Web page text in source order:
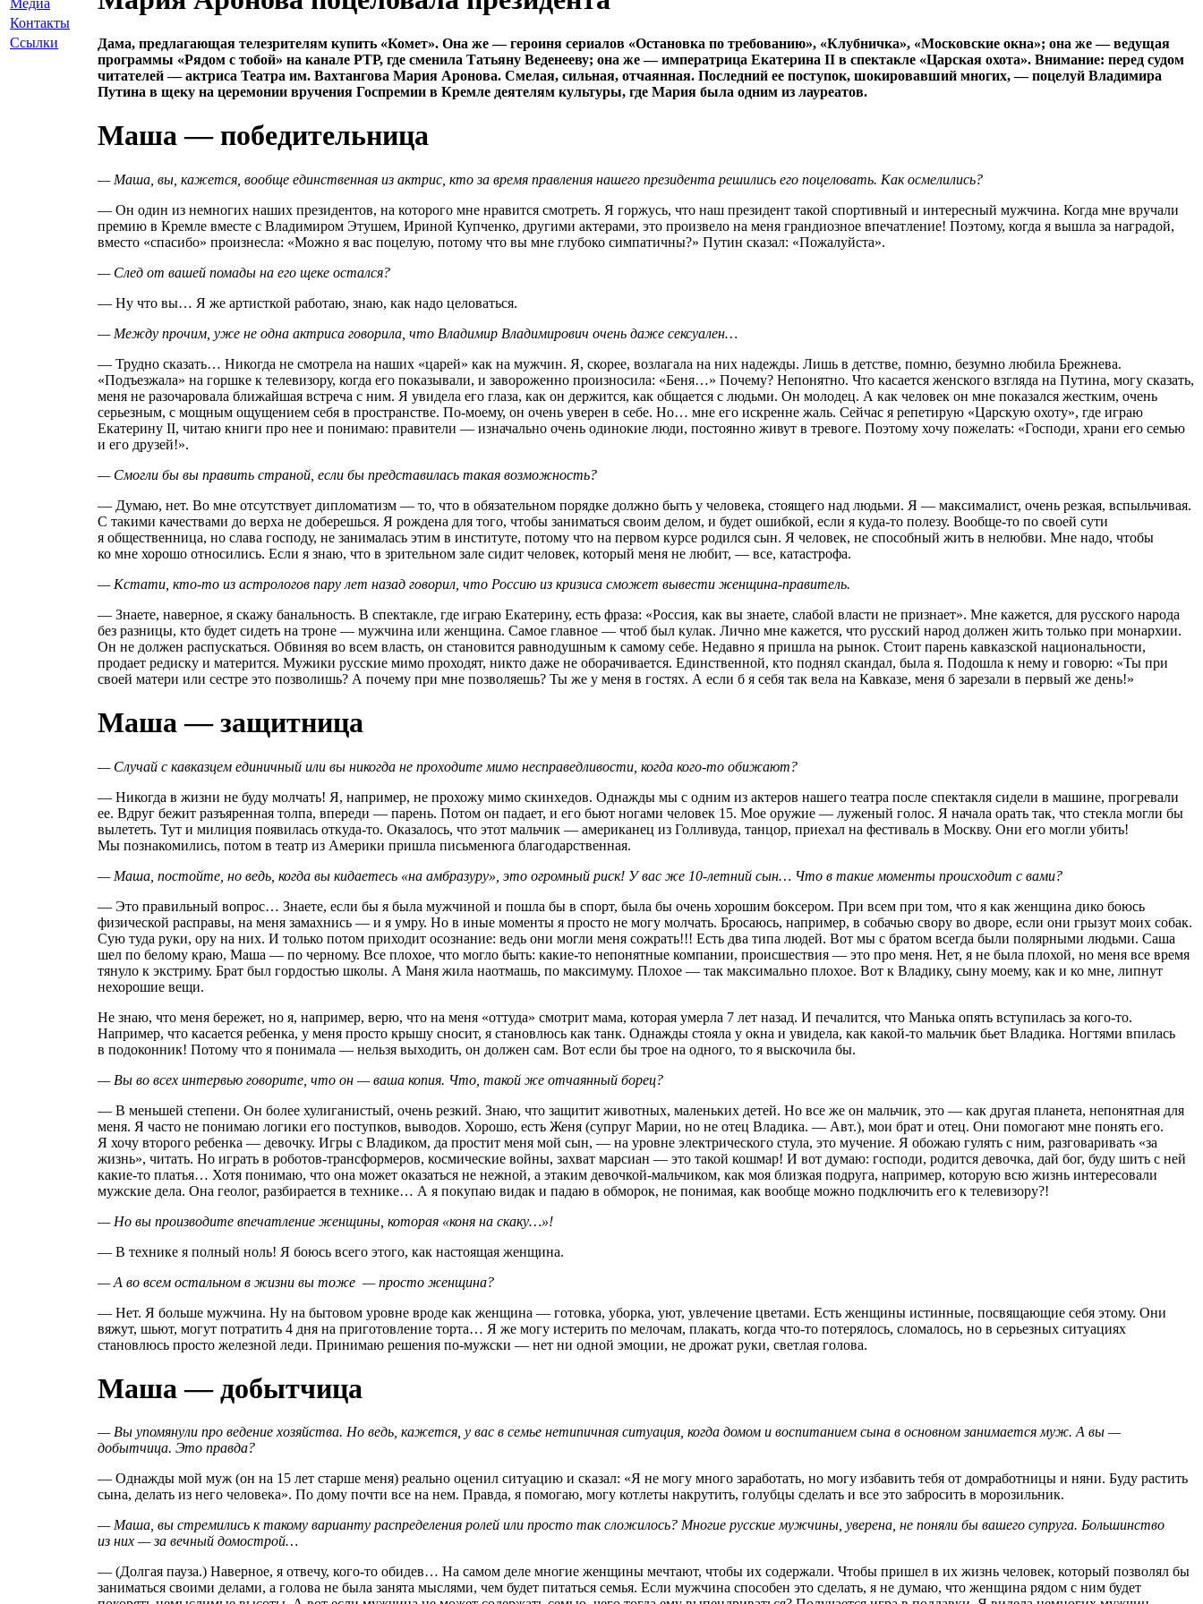
Медиа
Контакты
Ссылки
Дама, предлагающая телезрителям купить «Комет». Она же — героиня сериалов «Остановка по требованию», «Клубничка», «Московские окна»; она же — ведущая
программы «Рядом с тобой» на канале РТР, где сменила Татьяну Веденееву; она же — императрица Екатерина II в спектакле «Царская охота». Внимание: перед судом
читателей — актриса Театра им. Вахтангова Мария Аронова. Смелая, сильная, отчаянная. Последний ее поступок, шокировавший многих, — поцелуй Владимира
Путина в щеку на церемонии вручения Госпремии в Кремле деятелям культуры, где Мария была одним из лауреатов.
Маша — победительница
— Маша, вы, кажется, вообще единственная из актрис, кто за время правления нашего президента решились его поцеловать. Как осмелились?
— Он один из немногих наших президентов, на которого мне нравится смотреть. Я горжусь, что наш президент такой спортивный и интересный мужчина. Когда мне вручали
премию в Кремле вместе с Владимиром Этушем, Ириной Купченко, другими актерами, это произвело на меня грандиозное впечатление! Поэтому, когда я вышла за наградой,
вместо «спасибо» произнесла: «Можно я вас поцелую, потому что вы мне глубоко симпатичны?» Путин сказал: «Пожалуйста».
— След от вашей помады на его щеке остался?
— Ну что вы… Я же артисткой работаю, знаю, как надо целоваться.
— Между прочим, уже не одна актриса говорила, что Владимир Владимирович очень даже сексуален…
— Трудно сказать… Никогда не смотрела на наших «царей» как на мужчин. Я, скорее, возлагала на них надежды. Лишь в детстве, помню, безумно любила Брежнева.
«Подъезжала» на горшке к телевизору, когда его показывали, и завороженно произносила: «Беня…» Почему? Непонятно. Что касается женского взгляда на Путина, могу сказать,
меня не разочаровала ближайшая встреча с ним. Я увидела его глаза, как он держится, как общается с людьми. Он молодец. А как человек он мне показался жестким, очень
серьезным, с мощным ощущением себя в пространстве. По-моему, он очень уверен в себе. Но… мне его искренне жаль. Сейчас я репетирую «Царскую охоту», где играю
Екатерину II, читаю книги про нее и понимаю: правители — изначально очень одинокие люди, постоянно живут в тревоге. Поэтому хочу пожелать: «Господи, храни его семью
и его друзей!».
— Смогли бы вы править страной, если бы представилась такая возможность?
— Думаю, нет. Во мне отсутствует дипломатизм — то, что в обязательном порядке должно быть у человека, стоящего над людьми. Я — максималист, очень резкая, вспыльчивая.
С такими качествами до верха не доберешься. Я рождена для того, чтобы заниматься своим делом, и будет ошибкой, если я куда-то полезу. Вообще-то по своей сути
я общественница, но слава господу, не занималась этим в институте, потому что на первом курсе родился сын. Я человек, не способный жить в нелюбви. Мне надо, чтобы
ко мне хорошо относились. Если я знаю, что в зрительном зале сидит человек, который меня не любит, — все, катастрофа.
— Кстати, кто-то из астрологов пару лет назад говорил, что Россию из кризиса сможет вывести женщина-правитель.
— Знаете, наверное, я скажу банальность. В спектакле, где играю Екатерину, есть фраза: «Россия, как вы знаете, слабой власти не признает». Мне кажется, для русского народа
без разницы, кто будет сидеть на троне — мужчина или женщина. Самое главное — чтоб был кулак. Лично мне кажется, что русский народ должен жить только при монархии.
Он не должен распускаться. Обвиняя во всем власть, он становится равнодушным к самому себе. Недавно я пришла на рынок. Стоит парень кавказской национальности,
продает редиску и матерится. Мужики русские мимо проходят, никто даже не оборачивается. Единственной, кто поднял скандал, была я. Подошла к нему и говорю: «Ты при
своей матери или сестре это позволишь? А почему при мне позволяешь? Ты же у меня в гостях. А если б я себя так вела на Кавказе, меня б зарезали в первый же день!»
Маша — защитница
— Случай с кавказцем единичный или вы никогда не проходите мимо несправедливости, когда кого-то обижают?
— Никогда в жизни не буду молчать! Я, например, не прохожу мимо скинхедов. Однажды мы с одним из актеров нашего театра после спектакля сидели в машине, прогревали
ее. Вдруг бежит разъяренная толпа, впереди — парень. Потом он падает, и его бьют ногами человек 15. Мое оружие — луженый голос. Я начала орать так, что стекла могли бы
вылететь. Тут и милиция появилась откуда-то. Оказалось, что этот мальчик — американец из Голливуда, танцор, приехал на фестиваль в Москву. Они его могли убить!
Мы познакомились, потом в театр из Америки пришла письменюга благодарственная.
— Маша, постойте, но ведь, когда вы кидаетесь «на амбразуру», это огромный риск! У вас же 10-летний сын… Что в такие моменты происходит с вами?
— Это правильный вопрос… Знаете, если бы я была мужчиной и пошла бы в спорт, была бы очень хорошим боксером. При всем при том, что я как женщина дико боюсь
физической расправы, на меня замахнись — и я умру. Но в иные моменты я просто не могу молчать. Бросаюсь, например, в собачью свору во дворе, если они грызут моих собак.
Сую туда руки, ору на них. И только потом приходит осознание: ведь они могли меня сожрать!!! Есть два типа людей. Вот мы с братом всегда были полярными людьми. Саша
шел по белому краю, Маша — по черному. Все плохое, что могло быть: какие-то непонятные компании, происшествия — это про меня. Нет, я не была плохой, но меня все время
тянуло к экстриму. Брат был гордостью школы. А Маня жила наотмашь, по максимуму. Плохое — так максимально плохое. Вот к Владику, сыну моему, как и ко мне, липнут
нехорошие вещи.
Не знаю, что меня бережет, но я, например, верю, что на меня «оттуда» смотрит мама, которая умерла 7 лет назад. И печалится, что Манька опять вступилась за кого-то.
Например, что касается ребенка, у меня просто крышу сносит, я становлюсь как танк. Однажды стояла у окна и увидела, как какой-то мальчик бьет Владика. Ногтями впилась
в подоконник! Потому что я понимала — нельзя выходить, он должен сам. Вот если бы трое на одного, то я выскочила бы.
— Вы во всех интервью говорите, что он — ваша копия. Что, такой же отчаянный борец?
— В меньшей степени. Он более хулиганистый, очень резкий. Знаю, что защитит животных, маленьких детей. Но все же он мальчик, это — как другая планета, непонятная для
меня. Я часто не понимаю логики его поступков, выводов. Хорошо, есть Женя (супруг Марии, но не отец Владика. — Авт.), мои брат и отец. Они помогают мне понять его.
Я хочу второго ребенка — девочку. Игры с Владиком, да простит меня мой сын, — на уровне электрического стула, это мучение. Я обожаю гулять с ним, разговаривать «за
жизнь», читать. Но играть в роботов-трансформеров, космические войны, захват марсиан — это такой кошмар! И вот думаю: господи, родится девочка, дай бог, буду шить с ней
какие-то платья… Хотя понимаю, что она может оказаться не нежной, а этаким девочкой-мальчиком, как моя близкая подруга, например, которую всю жизнь интересовали
мужские дела. Она геолог, разбирается в технике… А я покупаю видак и падаю в обморок, не понимая, как вообще можно подключить его к телевизору?!
— Но вы производите впечатление женщины, которая «коня на скаку…»!
— В технике я полный ноль! Я боюсь всего этого, как настоящая женщина.
— А во всем остальном в жизни вы тоже — просто женщина?
— Нет. Я больше мужчина. Ну на бытовом уровне вроде как женщина — готовка, уборка, уют, увлечение цветами. Есть женщины истинные, посвящающие себя этому. Они
вяжут, шьют, могут потратить 4 дня на приготовление торта… Я же могу истерить по мелочам, плакать, когда что-то потерялось, сломалось, но в серьезных ситуациях
становлюсь просто железной леди. Принимаю решения по-мужски — нет ни одной эмоции, не дрожат руки, светлая голова.
Маша — добытчица
— Вы упомянули про ведение хозяйства. Но ведь, кажется, у вас в семье нетипичная ситуация, когда домом и воспитанием сына в основном занимается муж. А вы —
добытчица. Это правда?
— Однажды мой муж (он на 15 лет старше меня) реально оценил ситуацию и сказал: «Я не могу много заработать, но могу избавить тебя от домработницы и няни. Буду растить
сына, делать из него человека». По дому почти все на нем. Правда, я помогаю, могу котлеты накрутить, голубцы сделать и все это забросить в морозильник.
— Маша, вы стремились к такому варианту распределения ролей или просто так сложилось? Многие русские мужчины, уверена, не поняли бы вашего супруга. Большинство
из них — за вечный домострой…
— (Долгая пауза.) Наверное, я отвечу, кого-то обидев… На самом деле многие женщины мечтают, чтобы их содержали. Чтобы пришел в их жизнь человек, который позволял бы
заниматься своими делами, а голова не была занята мыслями, чем будет питаться семья. Если мужчина способен это сделать, я не думаю, что женщина рядом с ним будет